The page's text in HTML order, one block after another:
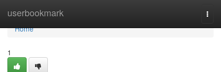
userbookmark
Home
Home
1